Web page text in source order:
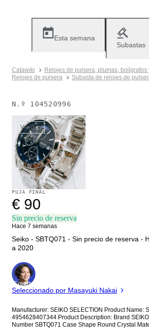
Esta semana
Subastas
Catawiki
Relojes de pulsera, plumas,
Relojes de pulsera
Subasta de relojes de
N.º 104520996
Vendido
PUJA FINAL
€ 90
Sin precio de reserva
Hace 7 semanas
Seiko - SBTQ071 - Sin precio de reserva -
a 2020
Experto
Seleccionado por Masayuki Nakai
Manufacturer: SEIKO SELECTION Product Name:
4954628407344 Product Description: Brand
Number SBTQ071 Case Shape Round Crystal